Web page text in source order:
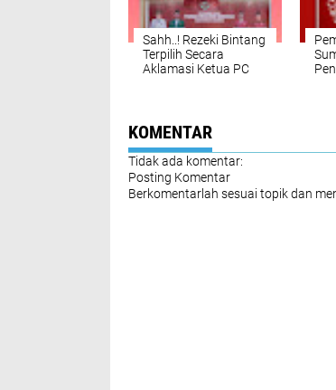
Sahh..! Rezeki Bintang
Terpilih Secara
Aklamasi Ketua PC
KOMENTAR
Tidak ada komentar:
Posting Komentar
Berkomentarlah sesuai topik dan